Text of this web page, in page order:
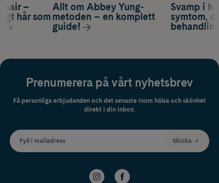
Svamp i
symtom,
hair –
hår som
Allt om Abbey Yung-
metoden – en komplett
guide!
Prenumerera på vårt nyhetsbrev
Få personliga erbjudanden och det senaste inom hälsa och skönhet
direkt i din inbox.
Fyll i mailadress Skicka